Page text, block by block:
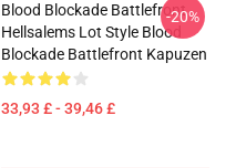
Blood Blockade Battlefront
Hellsalems Lot Style Blood
Blockade Battlefront Kapuzen
33,93 £ - 39,46 £
-20%